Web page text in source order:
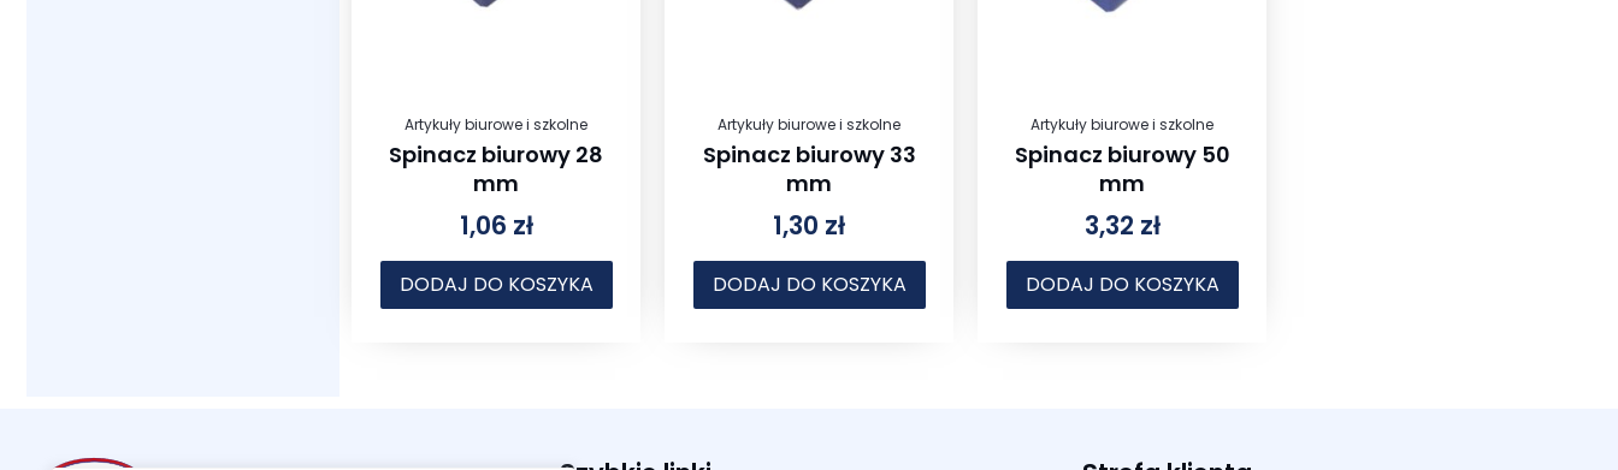
Artykuły biurowe i szkolne
Spinacz biurowy 28
mm
1,06 zł
DODAJ DO KOSZYKA
Artykuły biurowe i szkolne
Spinacz biurowy 33
mm
1,30 zł
DODAJ DO KOSZYKA
Artykuły biurowe i szkolne
Spinacz biurowy 50
mm
3,32 zł
DODAJ DO KOSZYKA